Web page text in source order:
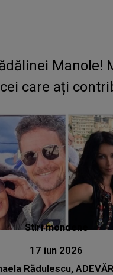
Manole!
care ați
Stiri mondene
17 iun 2026
Rădulescu,